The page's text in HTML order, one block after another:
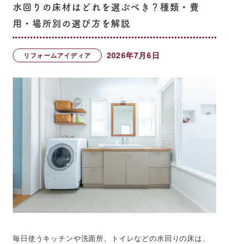
会水回りの床材はどれを選ぶべき？種類・費
用・場所別の選び方を解説
リフォームアイディア 2026年7月6日
毎日使うキッチンや洗面所、トイレなどの水回りの床は、